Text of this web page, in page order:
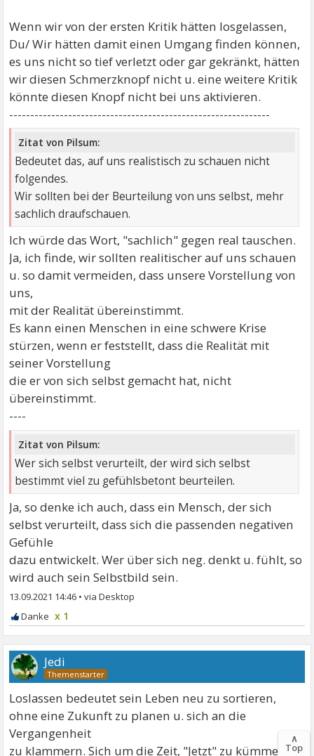
Wenn wir von der ersten Kritik hätten losgelassen,
Du/ Wir hätten damit einen Umgang finden können,
es uns nicht so tief verletzt oder gar gekränkt, hätten
wir diesen Schmerzknopf nicht u. eine weitere Kritik
könnte diesen Knopf nicht bei uns aktivieren.
--------------------------------------------------------------
Zitat von Pilsum:
Bedeutet das, auf uns realistisch zu schauen nicht
folgendes.
Wir sollten bei der Beurteilung von uns selbst, mehr
sachlich draufschauen.
Ich würde das Wort, "sachlich" gegen real tauschen.
Ja, ich finde, wir sollten realitischer auf uns schauen
u. so damit vermeiden, dass unsere Vorstellung von
uns,
mit der Realität übereinstimmt.
Es kann einen Menschen in eine schwere Krise
stürzen, wenn er feststellt, dass die Realität mit
seiner Vorstellung
die er von sich selbst gemacht hat, nicht
übereinstimmt.
----
Zitat von Pilsum:
Wer sich selbst verurteilt, der wird sich selbst
bestimmt viel zu gefühlsbetont beurteilen.
Ja, so denke ich auch, dass ein Mensch, der sich
selbst verurteilt, dass sich die passenden negativen
Gefühle
dazu entwickelt. Wer über sich neg. denkt u. fühlt, so
wird auch sein Selbstbild sein.
13.09.2021 14:46 •
x 1
Jedi
Loslassen bedeutet sein Leben neu zu sortieren,
ohne eine Zukunft zu planen u. sich an die
Vergangenheit
zu klammern. Sich um die Zeit, "Jetzt" zu kümmern u.
∧
Top